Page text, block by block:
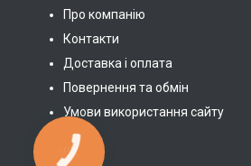
Про компанію
Контакти
Доставка і оплата
Повернення та обмін
Умови використання сайту
КНОПКА
ЗВ'ЯЗКУ